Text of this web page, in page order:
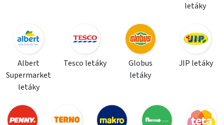
letáky
Albert
Supermarket
letáky
Tesco letáky
Globus
letáky
JIP letáky